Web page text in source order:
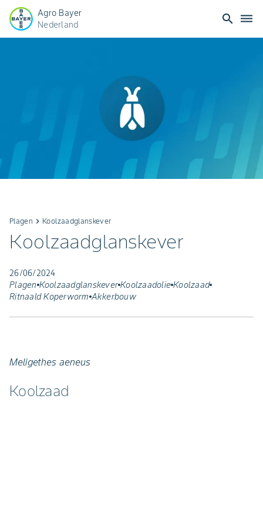
Agro Bayer
Nederland
search dehaze
Plagen keyboard_arrow_right Koolzaadglanskever
Koolzaadglanskever
26/06/2024
Plagen Koolzaadglanskever Koolzaadolie Koolzaad
Ritnaald Koperworm Akkerbouw
Meligethes aeneus
Koolzaad